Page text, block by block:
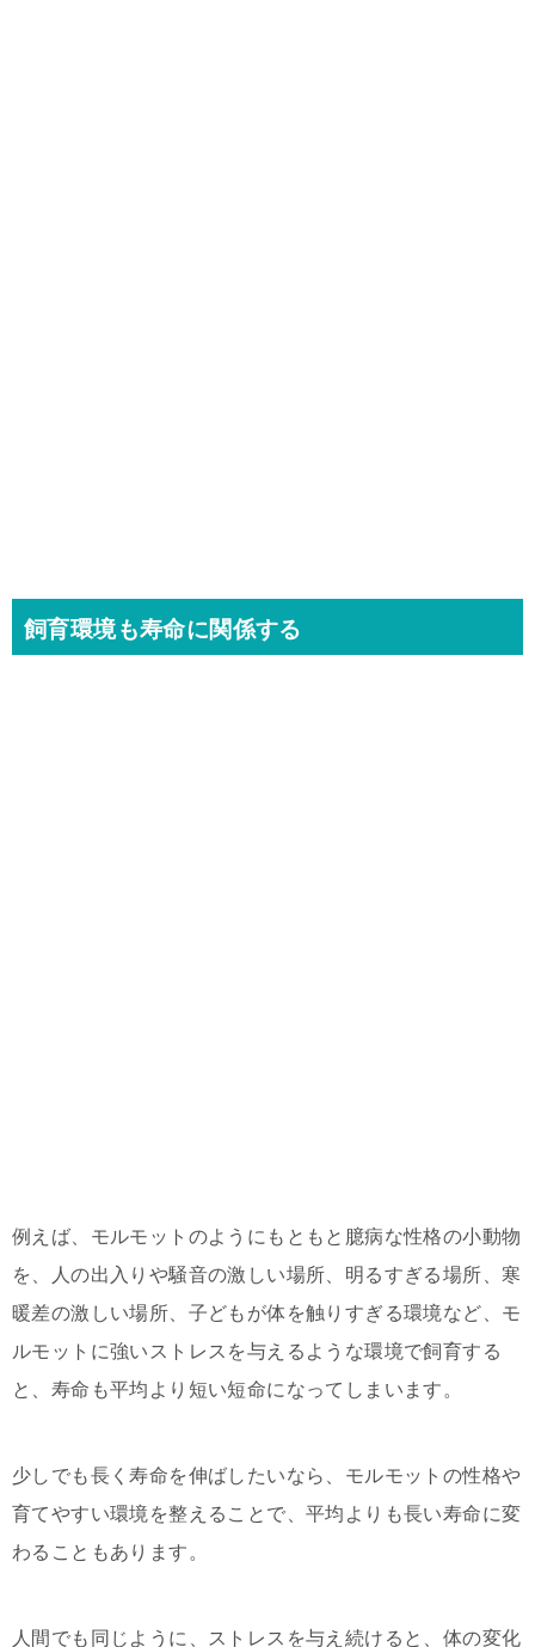
飼育環境も寿命に関係する
例えば、モルモットのようにもともと臆病な性格の小動物
を、人の出入りや騒音の激しい場所、明るすぎる場所、寒
暖差の激しい場所、子どもが体を触りすぎる環境など、モ
ルモットに強いストレスを与えるような環境で飼育する
と、寿命も平均より短い短命になってしまいます。
少しでも長く寿命を伸ばしたいなら、モルモットの性格や
育てやすい環境を整えることで、平均よりも長い寿命に変
わることもあります。
人間でも同じように、ストレスを与え続けると、体の変化